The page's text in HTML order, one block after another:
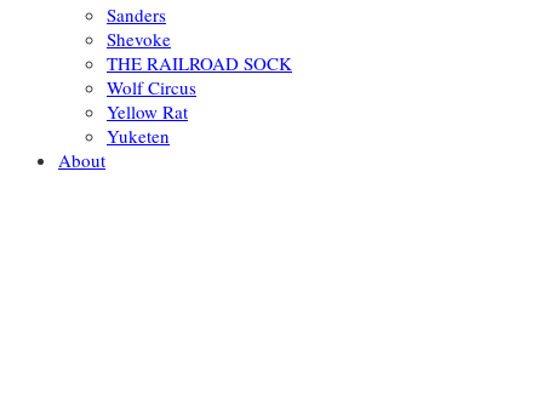
Sanders
Shevoke
THE RAILROAD SOCK
Wolf Circus
Yellow Rat
Yuketen
About